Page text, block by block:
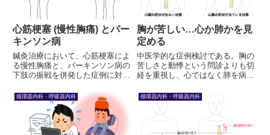
心筋梗塞 (慢性胸痛) とパー
キンソン病
鍼灸治療において、心筋梗塞によ
る慢性胸痛と、パーキンソン病の
下肢の振戦を併発した症例に対す
行う。表証に注目した。
胸が苦しい…心か肺かを見
定める
中医学的な症例検討である。胸の
苦しさと動悸という問診よりも切
経を重視し、心ではなく肺を病位
確定は検査をしてからとする西洋
医学同様、東洋医学においても確
定は「切経」によるべきである。
循環器内科・呼吸器内科 循環器内科・呼吸器内科